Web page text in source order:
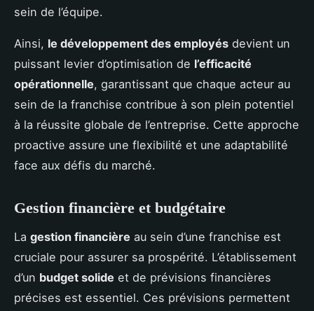
sein de l’équipe.
Ainsi, le développement des employés devient un
puissant levier d’optimisation de l’efficacité
opérationnelle, garantissant que chaque acteur au
sein de la franchise contribue à son plein potentiel
à la réussite globale de l’entreprise. Cette approche
proactive assure une flexibilité et une adaptabilité
face aux défis du marché.
Gestion financière et budgétaire
La gestion financière au sein d’une franchise est
cruciale pour assurer sa prospérité. L’établissement
d’un budget solide et de prévisions financières
précises est essentiel. Ces prévisions permettent